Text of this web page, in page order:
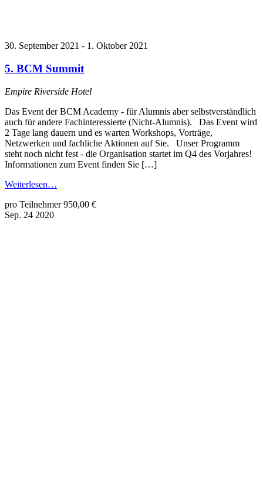
30. September 2021 - 1. Oktober 2021
5. BCM Summit
Empire Riverside Hotel
Das Event der BCM Academy - für Alumnis aber selbstverständlich
auch für andere Fachinteressierte (Nicht-Alumnis). Das Event wird
2 Tage lang dauern und es warten Workshops, Vorträge,
Netzwerken und fachliche Aktionen auf Sie. Unser Programm
steht noch nicht fest - die Organisation startet im Q4 des Vorjahres!
Informationen zum Event finden Sie […]
Weiterlesen…
pro Teilnehmer 950,00 €
Sep. 24 2020